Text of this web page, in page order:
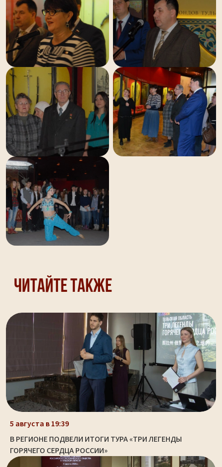
Читайте также
5 августа в 19:39
В РЕГИОНЕ ПОДВЕЛИ ИТОГИ ТУРА «ТРИ ЛЕГЕНДЫ
ГОРЯЧЕГО СЕРДЦА РОССИИ»